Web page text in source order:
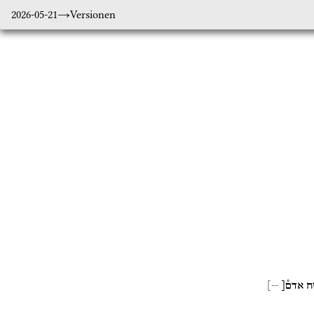
2026-05-21 Versionen
אדם֯[ --]